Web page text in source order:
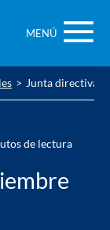
MENÚ
Junta directiva
de lectura